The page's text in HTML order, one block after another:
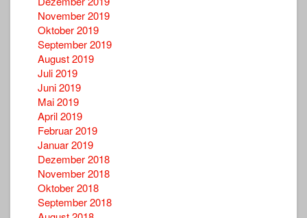
November 2019
Oktober 2019
September 2019
August 2019
Juli 2019
Juni 2019
Mai 2019
April 2019
Februar 2019
Januar 2019
Dezember 2018
November 2018
Oktober 2018
September 2018